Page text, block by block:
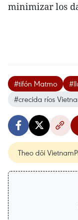
minimizar los
#tifón Matmo
#crecida ríos
Theo dõi